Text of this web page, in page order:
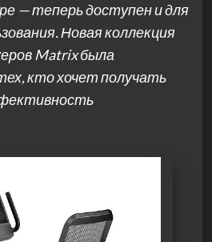
— теперь доступен и для
Новая коллекция
Matrix была
кто хочет получать